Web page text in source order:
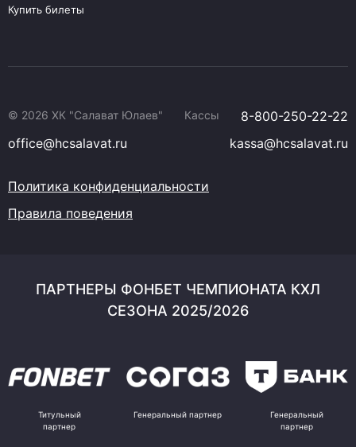
Купить билеты
© 2026 ХК "Салават Юлаев" Кассы
8-800-250-22-22
office@hcsalavat.ru
kassa@hcsalavat.ru
Политика конфиденциальности
Правила поведения
ПАРТНЕРЫ ФОНБЕТ ЧЕМПИОНАТА КХЛ
СЕЗОНА 2025/2026
Титульный
партнер
Генеральный партнер
Генеральный
партнер